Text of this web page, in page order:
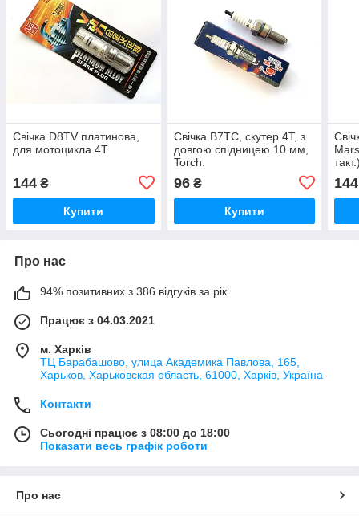
Свічка D8TV платинова,
для мотоцикла 4T
144 ₴
Купити
Свічка B7TC, скутер 4T, з
довгою спідницею 10 мм,
Torch.
96₴
Купити
144
Про нас
94% позитивних з 386 відгуків за рік
Працює з 04.03.2021
м. Харків
ТЦ Барабашово, улица Академика Павлова, 165,
Харьков, Харьковская область, 61000, Харків, Україна
Контакти
Сьогодні працює з 08:00 до 18:00
Показати весь графік роботи
Про нас